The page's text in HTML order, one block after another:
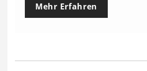
p
Mehr Erfahren